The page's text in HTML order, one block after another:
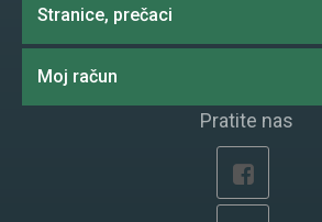
Stranice, prečaci
Moj račun
Pratite nas